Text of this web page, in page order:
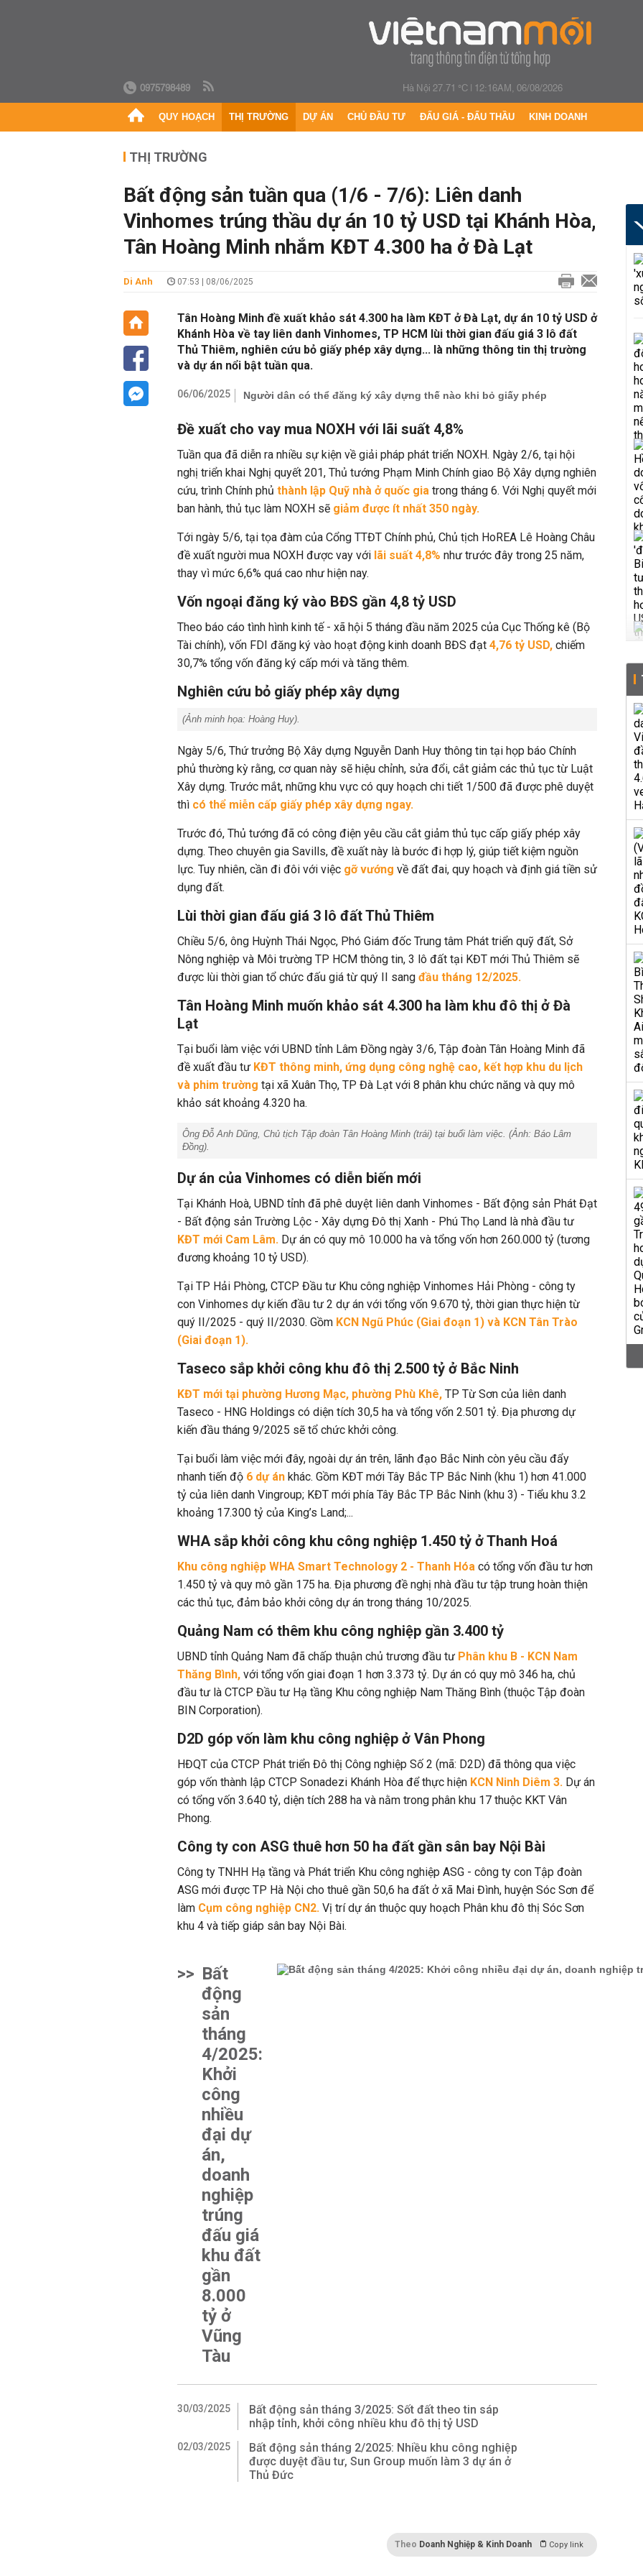
0975798489 Hà Nội 27.71 °C| 12:16AM, 06/08/2026
QUY HOẠCH THỊ TRƯỜNG DỰ ÁN CHỦ ĐẦU TƯ ĐẤU GIÁ - ĐẤU THẦU KINH DOANH
THỊ TRƯỜNG
Bất động sản tuần qua (1/6 - 7/6): Liên danh
Vinhomes trúng thầu dự án 10 tỷ USD tại Khánh Hòa,
Tân Hoàng Minh nhắm KĐT 4.300 ha ở Đà Lạt
Di Anh 07:53 | 08/06/2025
Tân Hoàng Minh đề xuất khảo sát 4.300 ha làm KĐT ở Đà Lạt, dự án 10 tỷ USD ở
Khánh Hòa về tay liên danh Vinhomes, TP HCM lùi thời gian đấu giá 3 lô đất
Thủ Thiêm, nghiên cứu bỏ giấy phép xây dựng... là những thông tin thị trường
và dự án nổi bật tuần qua.
06/06/2025 Người dân có thể đăng ký xây dựng thế nào khi bỏ giấy phép
Đề xuất cho vay mua NOXH với lãi suất 4,8%
Tuần qua đã diễn ra nhiều sự kiện về giải pháp phát triển NOXH. Ngày 2/6, tại hội
nghị triển khai Nghị quyết 201, Thủ tướng Phạm Minh Chính giao Bộ Xây dựng nghiên
cứu, trình Chính phủ thành lập Quỹ nhà ở quốc gia trong tháng 6. Với Nghị quyết mới
ban hành, thủ tục làm NOXH sẽ giảm được ít nhất 350 ngày.
Tới ngày 5/6, tại tọa đàm của Cổng TTĐT Chính phủ, Chủ tịch HoREA Lê Hoàng Châu
đề xuất người mua NOXH được vay với lãi suất 4,8% như trước đây trong 25 năm,
thay vì mức 6,6% quá cao như hiện nay.
Vốn ngoại đăng ký vào BĐS gần 4,8 tỷ USD
Theo báo cáo tình hình kinh tế - xã hội 5 tháng đầu năm 2025 của Cục Thống kê (Bộ
Tài chính), vốn FDI đăng ký vào hoạt động kinh doanh BĐS đạt 4,76 tỷ USD, chiếm
30,7% tổng vốn đăng ký cấp mới và tăng thêm.
Nghiên cứu bỏ giấy phép xây dựng
(Ảnh minh họa: Hoàng Huy).
Ngày 5/6, Thứ trưởng Bộ Xây dựng Nguyễn Danh Huy thông tin tại họp báo Chính
phủ thường kỳ rằng, cơ quan này sẽ hiệu chỉnh, sửa đổi, cắt giảm các thủ tục từ Luật
Xây dựng. Trước mắt, những khu vực có quy hoạch chi tiết 1/500 đã được phê duyệt
thì có thể miễn cấp giấy phép xây dựng ngay.
Trước đó, Thủ tướng đã có công điện yêu cầu cắt giảm thủ tục cấp giấy phép xây
dựng. Theo chuyên gia Savills, đề xuất này là bước đi hợp lý, giúp tiết kiệm nguồn
lực. Tuy nhiên, cần đi đôi với việc gỡ vướng về đất đai, quy hoạch và định giá tiền sử
dụng đất.
Lùi thời gian đấu giá 3 lô đất Thủ Thiêm
Chiều 5/6, ông Huỳnh Thái Ngọc, Phó Giám đốc Trung tâm Phát triển quỹ đất, Sở
Nông nghiệp và Môi trường TP HCM thông tin, 3 lô đất tại KĐT mới Thủ Thiêm sẽ
được lùi thời gian tổ chức đấu giá từ quý II sang đầu tháng 12/2025.
Tân Hoàng Minh muốn khảo sát 4.300 ha làm khu đô thị ở Đà
Lạt
Tại buổi làm việc với UBND tỉnh Lâm Đồng ngày 3/6, Tập đoàn Tân Hoàng Minh đã
đề xuất đầu tư KĐT thông minh, ứng dụng công nghệ cao, kết hợp khu du lịch
và phim trường tại xã Xuân Thọ, TP Đà Lạt với 8 phân khu chức năng và quy mô
khảo sát khoảng 4.320 ha.
Ông Đỗ Anh Dũng, Chủ tịch Tập đoàn Tân Hoàng Minh (trái) tại buổi làm việc. (Ảnh: Báo Lâm
Đồng).
Dự án của Vinhomes có diễn biến mới
Tại Khánh Hoà, UBND tỉnh đã phê duyệt liên danh Vinhomes - Bất động sản Phát Đạt
- Bất động sản Trường Lộc - Xây dựng Đô thị Xanh - Phú Thọ Land là nhà đầu tư
KĐT mới Cam Lâm. Dự án có quy mô 10.000 ha và tổng vốn hơn 260.000 tỷ (tương
đương khoảng 10 tỷ USD).
Tại TP Hải Phòng, CTCP Đầu tư Khu công nghiệp Vinhomes Hải Phòng - công ty
con Vinhomes dự kiến đầu tư 2 dự án với tổng vốn 9.670 tỷ, thời gian thực hiện từ
quý II/2025 - quý II/2030. Gồm KCN Ngũ Phúc (Giai đoạn 1) và KCN Tân Trào
(Giai đoạn 1).
Taseco sắp khởi công khu đô thị 2.500 tỷ ở Bắc Ninh
KĐT mới tại phường Hương Mạc, phường Phù Khê, TP Từ Sơn của liên danh
Taseco - HNG Holdings có diện tích 30,5 ha và tổng vốn 2.501 tỷ. Địa phương dự
kiến đầu tháng 9/2025 sẽ tổ chức khởi công.
Tại buổi làm việc mới đây, ngoài dự án trên, lãnh đạo Bắc Ninh còn yêu cầu đẩy
nhanh tiến độ 6 dự án khác. Gồm KĐT mới Tây Bắc TP Bắc Ninh (khu 1) hơn 41.000
tỷ của liên danh Vingroup; KĐT mới phía Tây Bắc TP Bắc Ninh (khu 3) - Tiểu khu 3.2
khoảng 17.300 tỷ của King’s Land;...
WHA sắp khởi công khu công nghiệp 1.450 tỷ ở Thanh Hoá
Khu công nghiệp WHA Smart Technology 2 - Thanh Hóa có tổng vốn đầu tư hơn
1.450 tỷ và quy mô gần 175 ha. Địa phương đề nghị nhà đầu tư tập trung hoàn thiện
các thủ tục, đảm bảo khởi công dự án trong tháng 10/2025.
Quảng Nam có thêm khu công nghiệp gần 3.400 tỷ
UBND tỉnh Quảng Nam đã chấp thuận chủ trương đầu tư Phân khu B - KCN Nam
Thăng Bình, với tổng vốn giai đoạn 1 hơn 3.373 tỷ. Dự án có quy mô 346 ha, chủ
đầu tư là CTCP Đầu tư Hạ tầng Khu công nghiệp Nam Thăng Bình (thuộc Tập đoàn
BIN Corporation).
D2D góp vốn làm khu công nghiệp ở Vân Phong
HĐQT của CTCP Phát triển Đô thị Công nghiệp Số 2 (mã: D2D) đã thông qua việc
góp vốn thành lập CTCP Sonadezi Khánh Hòa để thực hiện KCN Ninh Diêm 3. Dự án
có tổng vốn 3.640 tỷ, diện tích 288 ha và nằm trong phân khu 17 thuộc KKT Vân
Phong.
Công ty con ASG thuê hơn 50 ha đất gần sân bay Nội Bài
Công ty TNHH Hạ tầng và Phát triển Khu công nghiệp ASG - công ty con Tập đoàn
ASG mới được TP Hà Nội cho thuê gần 50,6 ha đất ở xã Mai Đình, huyện Sóc Sơn để
làm Cụm công nghiệp CN2. Vị trí dự án thuộc quy hoạch Phân khu đô thị Sóc Sơn
khu 4 và tiếp giáp sân bay Nội Bài.
>> Bất
động
sản
tháng
4/2025:
Khởi
công
nhiều
đại dự
án,
doanh
nghiệp
trúng
đấu giá
khu đất
gần
8.000
tỷ ở
Vũng
Tàu
30/03/2025
Bất động sản tháng 3/2025: Sốt đất theo tin sáp
nhập tỉnh, khởi công nhiều khu đô thị tỷ USD
02/03/2025
Bất động sản tháng 2/2025: Nhiều khu công nghiệp
được duyệt đầu tư, Sun Group muốn làm 3 dự án ở
Thủ Đức
Theo Doanh Nghiệp & Kinh Doanh Copy link